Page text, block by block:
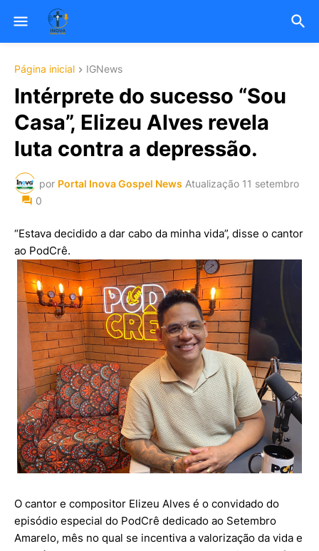
Página inicial IGNews
Intérprete do sucesso “Sou
Casa”, Elizeu Alves revela
luta contra a depressão.
por Portal Inova Gospel News Atualização 11 setembro
0
“Estava decidido a dar cabo da minha vida”, disse o cantor
ao PodCrê.
O cantor e compositor Elizeu Alves é o convidado do
episódio especial do PodCrê dedicado ao Setembro
Amarelo, mês no qual se incentiva a valorização da vida e